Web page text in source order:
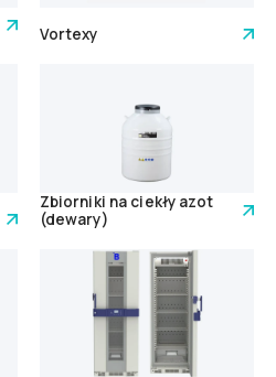
Vortexy
Zbiorniki na ciekły azot
(dewary)